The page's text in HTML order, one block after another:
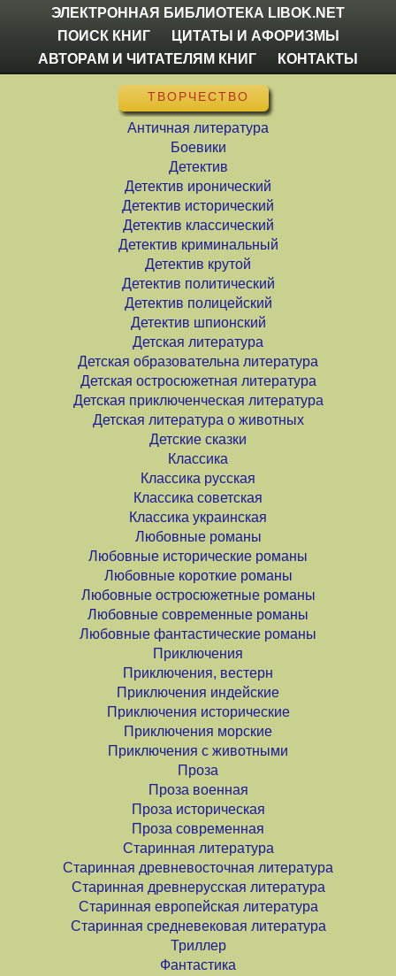
ЭЛЕКТРОННАЯ БИБЛИОТЕКА LIBOK.NET
ПОИСК КНИГ
ЦИТАТЫ И АФОРИЗМЫ
АВТОРАМ И ЧИТАТЕЛЯМ КНИГ
КОНТАКТЫ
ТВОРЧЕСТВО
Античная литература
Боевики
Детектив
Детектив иронический
Детектив исторический
Детектив классический
Детектив криминальный
Детектив крутой
Детектив политический
Детектив полицейский
Детектив шпионский
Детская литература
Детская образовательна литература
Детская остросюжетная литература
Детская приключенческая литература
Детская литература о животных
Детские сказки
Классика
Классика русская
Классика советская
Классика украинская
Любовные романы
Любовные исторические романы
Любовные короткие романы
Любовные остросюжетные романы
Любовные современные романы
Любовные фантастические романы
Приключения
Приключения, вестерн
Приключения индейские
Приключения исторические
Приключения морские
Приключения с животными
Проза
Проза военная
Проза историческая
Проза современная
Старинная литература
Старинная древневосточная литература
Старинная древнерусская литература
Старинная европейская литература
Старинная средневековая литература
Триллер
Фантастика